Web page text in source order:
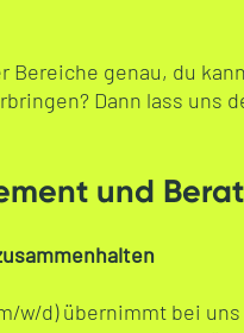
Bereiche genau, du
Dann lass uns
und
w/d) übernimmt bei